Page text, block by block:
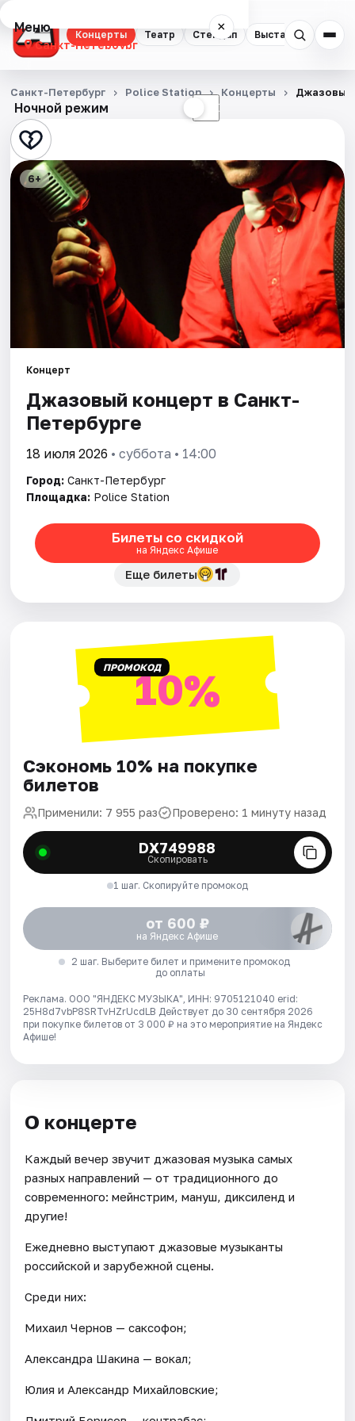
Концерты Театр Стендап Выставки
Меню ×
Санкт-Петербург
Концерты
Театр
Стендап
Выставки
Квесты
Экскурсии
Города
Площадки
Рейтинги
Ночной режим ☾
Санкт-Петербург Police Station Концерты Джазовый
6+
Концерт
Джазовый концерт в Санкт-
Петербурге
18 июля 2026 • суббота • 14:00
Город: Санкт-Петербург
Площадка: Police Station
Билеты со скидкой
на Яндекс Афише
Еще билеты
ПРОМОКОД10%
Сэкономь 10% на покупке
билетов
Применили: 7 955 раз Проверено: 1 минуту назад
DX749988
Скопировать
1 шаг. Скопируйте промокод
от 600 ₽
на Яндекс Афише
2 шаг. Выберите билет и примените промокод
до оплаты
Реклама. ООО "ЯНДЕКС МУЗЫКА", ИНН: 9705121040 erid:
25H8d7vbP8SRTvHZrUcdLB Действует до 30 сентября 2026
при покупке билетов от 3 000 ₽ на это мероприятие на Яндекс
Афише!
О концерте
Каждый вечер звучит джазовая музыка самых
разных направлений — от традиционного до
современного: мейнстрим, мануш, диксиленд и
другие!
Ежедневно выступают джазовые музыканты
российской и зарубежной сцены.
Среди них:
Михаил Чернов — саксофон;
Александра Шакина — вокал;
Юлия и Александр Михайловские;